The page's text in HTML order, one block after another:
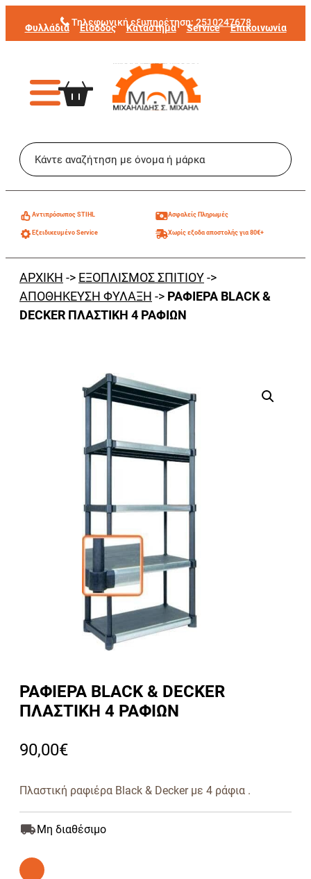
Μετάβαση
στο
Τηλεφωνική εξυπηρέτηση: 2510247678
Φυλλάδια Είσοδος Κατάστημα Service Επικοινωνία
Aντιπρόσωπος STIHL Ασφαλείς Πληρωμές
Εξειδικευμένο Service Χωρίς εξοδα αποστολής για 80€+
ΑΡΧΙΚΗ -> ΕΞΟΠΛΙΣΜΟΣ ΣΠΙΤΙΟΥ->
ΑΠΟΘΗΚΕΥΣΗ ΦΥΛΑΞΗ -> ΡΑΦΙΕΡΑ BLACK &
DECKER ΠΛΑΣΤΙΚΗ 4 ΡΑΦΙΩΝ
ΡΑΦΙΕΡΑ BLACK & DECKER
ΠΛΑΣΤΙΚΗ 4 ΡΑΦΙΩΝ
90,00€
Πλαστική ραφιέρα Black & Decker με 4 ράφια .
Μη διαθέσιμο